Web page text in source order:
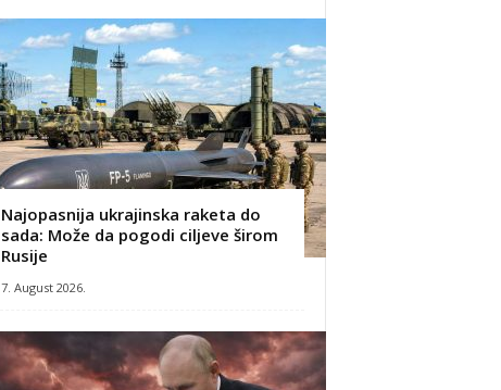
Najopasnija ukrajinska raketa do
sada: Može da pogodi ciljeve širom
Rusije
7. August 2026.